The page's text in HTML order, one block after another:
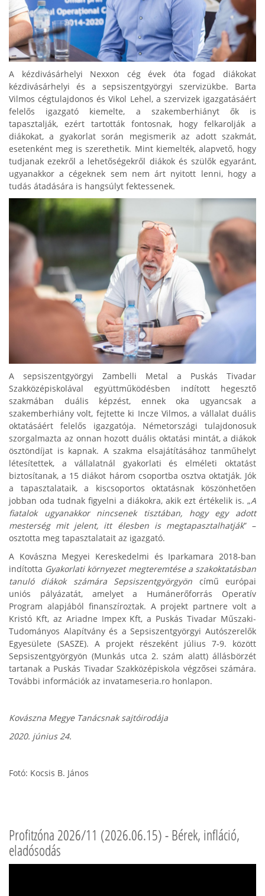
A kézdivásárhelyi Nexxon cég évek óta fogad diákokat
kézdivásárhelyi és a sepsiszentgyörgyi szervizükbe. Barta
Vilmos cégtulajdonos és Vikol Lehel, a szervizek igazgatásáért
felelős igazgató kiemelte, a szakemberhiányt ők is
tapasztalják, ezért tartották fontosnak, hogy felkarolják a
diákokat, a gyakorlat során megismerik az adott szakmát,
esetenként meg is szerethetik. Mint kiemelték, alapvető, hogy
tudjanak ezekről a lehetőségekről diákok és szülők egyaránt,
ugyanakkor a cégeknek sem nem árt nyitott lenni, hogy a
tudás átadására is hangsúlyt fektessenek.
A sepsiszentgyörgyi Zambelli Metal a Puskás Tivadar
Szakközépiskolával együttműködésben indított hegesztő
szakmában duális képzést, ennek oka ugyancsak a
szakemberhiány volt, fejtette ki Incze Vilmos, a vállalat duális
oktatásáért felelős igazgatója. Németországi tulajdonosuk
szorgalmazta az onnan hozott duális oktatási mintát, a diákok
ösztöndíjat is kapnak. A szakma elsajátításához tanműhelyt
létesítettek, a vállalatnál gyakorlati és elméleti oktatást
biztosítanak, a 15 diákot három csoportba osztva oktatják. Jók
a tapasztalataik, a kiscsoportos oktatásnak köszönhetően
jobban oda tudnak figyelni a diákokra, akik ezt értékelik is. „A
fiatalok ugyanakkor nincsenek tisztában, hogy egy adott
mesterség mit jelent, itt élesben is megtapasztalhatják” –
osztotta meg tapasztalatait az igazgató.
A Kovászna Megyei Kereskedelmi és Iparkamara 2018-ban
indította Gyakorlati környezet megteremtése a szakoktatásban
tanuló diákok számára Sepsiszentgyörgyön című európai
uniós pályázatát, amelyet a Humánerőforrás Operatív
Program alapjából finanszíroztak. A projekt partnere volt a
Kristó Kft, az Ariadne Impex Kft, a Puskás Tivadar Műszaki-
Tudományos Alapítvány és a Sepsiszentgyörgyi Autószerelők
Egyesülete (SASZE). A projekt részeként július 7-9. között
Sepsiszentgyörgyön (Munkás utca 2. szám alatt) állásbörzét
tartanak a Puskás Tivadar Szakközépiskola végzősei számára.
További információk az invatameseria.ro honlapon.
Kovászna Megye Tanácsnak sajtóirodája
2020. június 24.
Fotó: Kocsis B. János
Profitzóna 2026/11 (2026.06.15) - Bérek, infláció,
eladósodás